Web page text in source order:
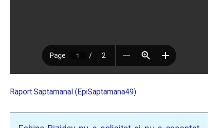
Raport Saptamanal (EpiSaptamana49)